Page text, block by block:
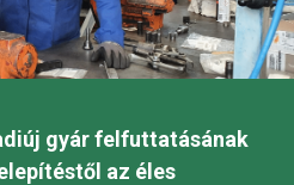
gyár felfuttatásának
az éles